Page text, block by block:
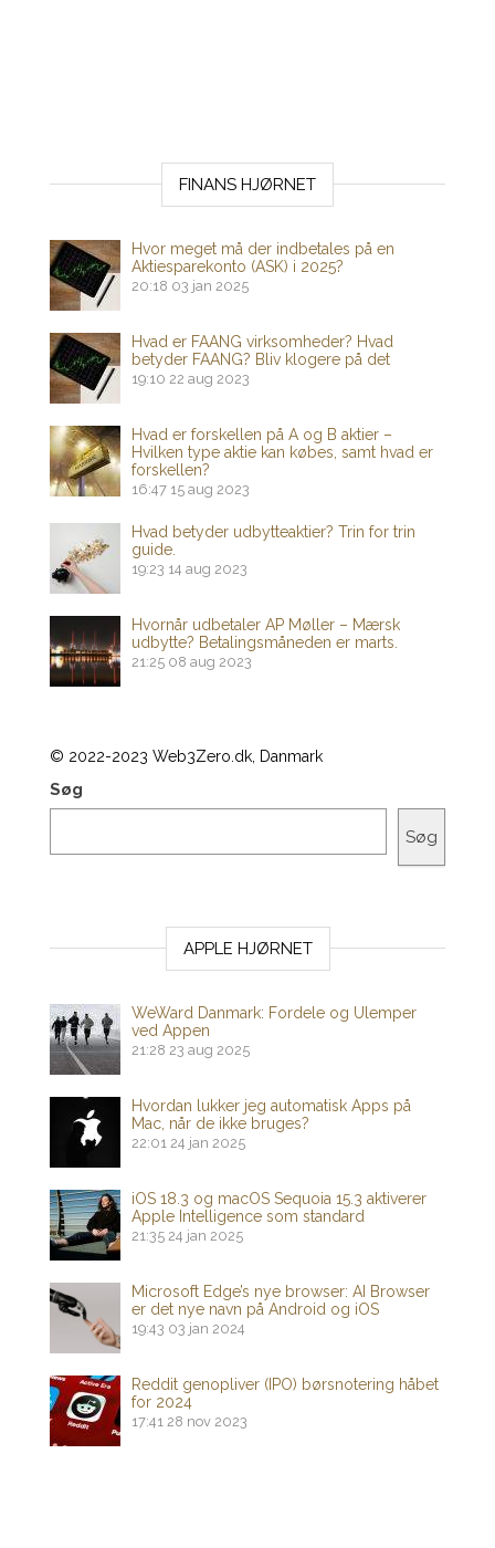
FINANS HJØRNET
Hvor meget må der indbetales på en
Aktiesparekonto (ASK) i 2025?
20:18 03 jan 2025
Hvad er FAANG virksomheder? Hvad
betyder FAANG? Bliv klogere på det
19:10 22 aug 2023
Hvad er forskellen på A og B aktier –
Hvilken type aktie kan købes, samt hvad er
forskellen?
16:47 15 aug 2023
Hvad betyder udbytteaktier? Trin for trin
guide.
19:23 14 aug 2023
Hvornår udbetaler AP Møller – Mærsk
udbytte? Betalingsmåneden er marts.
21:25 08 aug 2023
© 2022-2023 Web3Zero.dk, Danmark
Søg
Søg
APPLE HJØRNET
WeWard Danmark: Fordele og Ulemper
ved Appen
21:28 23 aug 2025
Hvordan lukker jeg automatisk Apps på
Mac, når de ikke bruges?
22:01 24 jan 2025
iOS 18.3 og macOS Sequoia 15.3 aktiverer
Apple Intelligence som standard
21:35 24 jan 2025
Microsoft Edge’s nye browser: AI Browser
er det nye navn på Android og iOS
19:43 03 jan 2024
Reddit genopliver (IPO) børsnotering håbet
for 2024
17:41 28 nov 2023